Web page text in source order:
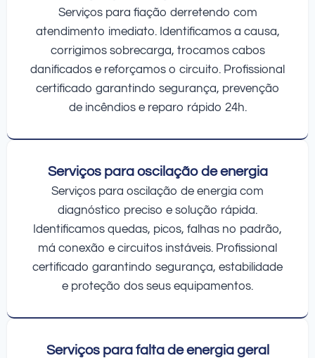
Serviços para fiação derretendo com
atendimento imediato. Identificamos a causa,
corrigimos sobrecarga, trocamos cabos
danificados e reforçamos o circuito. Profissional
certificado garantindo segurança, prevenção
de incêndios e reparo rápido 24h.
Serviços para oscilação de energia
Serviços para oscilação de energia com
diagnóstico preciso e solução rápida.
Identificamos quedas, picos, falhas no padrão,
má conexão e circuitos instáveis. Profissional
certificado garantindo segurança, estabilidade
e proteção dos seus equipamentos.
Serviços para falta de energia geral